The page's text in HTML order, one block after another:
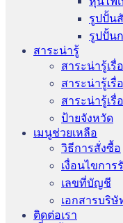
รูปปั้น
รูปปั้น
สาระน่ารู้
สาระน่ารู้เรื่
สาระน่ารู้เรื่
สาระน่ารู้เรื่
ป้ายจังหวัด
เมนูช่วยเหลือ
วิธีการสั่งซื้อ
เงื่อนไขการ
เลขที่บัญชี
เอกสารบริษั
ติดต่อเรา